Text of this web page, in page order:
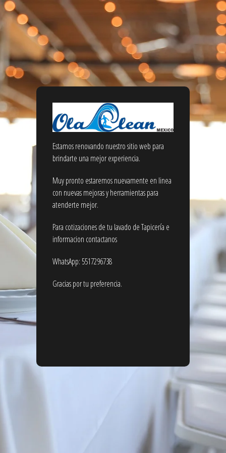
Estamos renovando nuestro sitio web para
brindarte una mejor experiencia.
Muy pronto estaremos nuevamente en linea
con nuevas mejoras y herramientas para
atenderte mejor.
Para cotizaciones de tu lavado de Tapicería e
informacion contactanos
WhatsApp: 5517296738
Gracias por tu preferencia.